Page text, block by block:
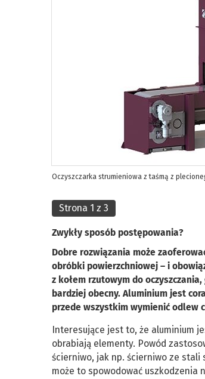
Oczyszczarka strumieniowa z taśmą z
Strona 1 z 3
Zwykły sposób postępowania?
Dobre rozwiązania może
obróbki powierzchniowej – i
z kołem rzutowym do
bardziej obecny. Aluminium jest
przede wszystkim wymienić odlew
Interesujące jest to, że alu­minium
obrabiają elementy. Powód
ścierniwo, jak np. ścierniwo ze
może to spowodować uszkodzenia